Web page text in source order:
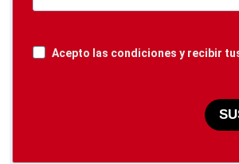
Acepto las condiciones y recibir